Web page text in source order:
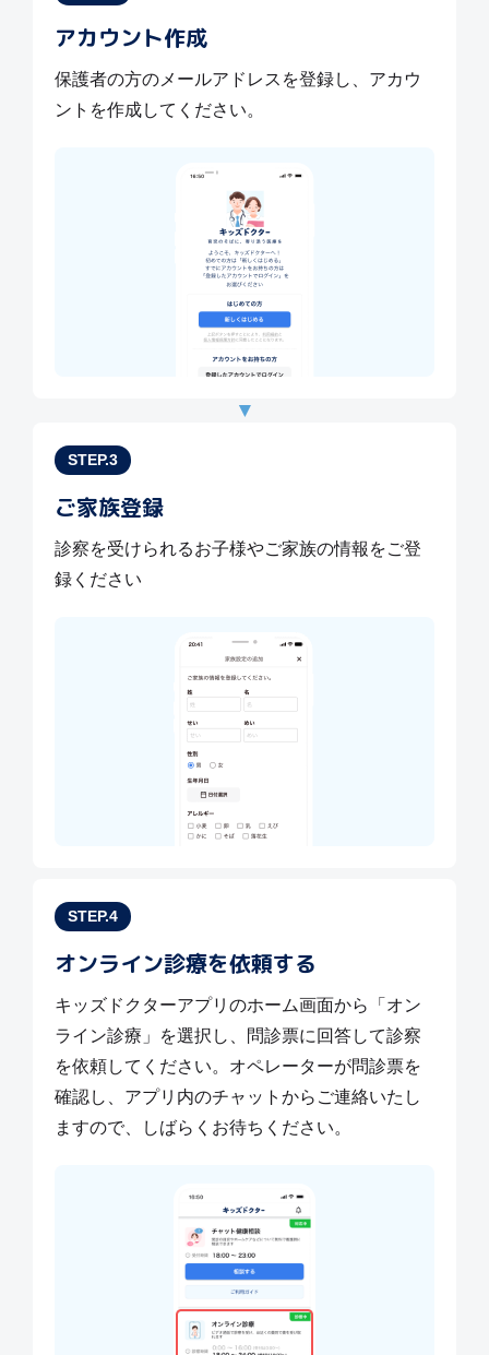
アカウント作成
保護者の方のメールアドレスを登録し、アカウ
ントを作成してください。
▼
STEP.3
ご家族登録
診察を受けられるお子様やご家族の情報をご登
録ください
STEP.4
オンライン診療を依頼する
キッズドクターアプリのホーム画面から「オン
ライン診療」を選択し、問診票に回答して診察
を依頼してください。オペレーターが問診票を
確認し、アプリ内のチャットからご連絡いたし
ますので、しばらくお待ちください。